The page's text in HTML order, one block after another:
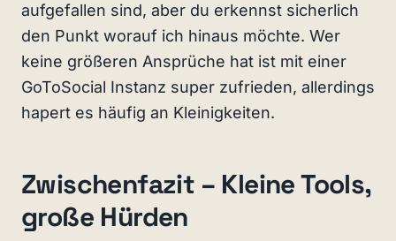
aufgefallen sind, aber du erkennst sicherlich
den Punkt worauf ich hinaus möchte. Wer
keine größeren Ansprüche hat ist mit einer
GoToSocial Instanz super zufrieden, allerdings
hapert es häufig an Kleinigkeiten.
Zwischenfazit – Kleine Tools,
große Hürden